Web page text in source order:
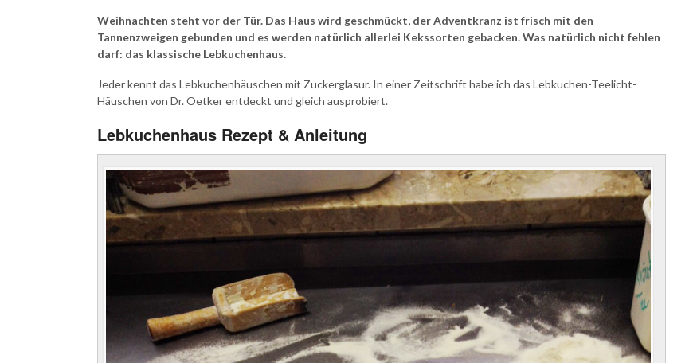
Weihnachten steht vor der Tür. Das Haus wird geschmückt, der Adventkranz ist frisch mit den
Tannenzweigen gebunden und es werden natürlich allerlei Kekssorten gebacken. Was natürlich nicht fehlen
darf: das klassische Lebkuchenhaus.
Jeder kennt das Lebkuchenhäuschen mit Zuckerglasur. In einer Zeitschrift habe ich das Lebkuchen-Teelicht-
Häuschen von Dr. Oetker entdeckt und gleich ausprobiert.
Lebkuchenhaus Rezept & Anleitung